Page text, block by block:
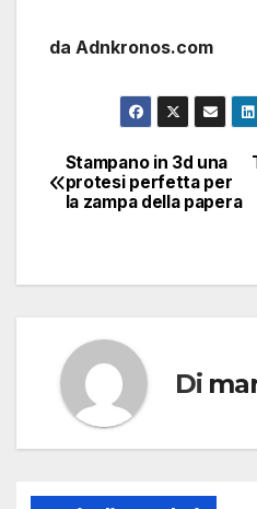
da Adnkronos.com
Navigazione
articoli
Stampano in 3d una
protesi perfetta per
la zampa della papera
Di